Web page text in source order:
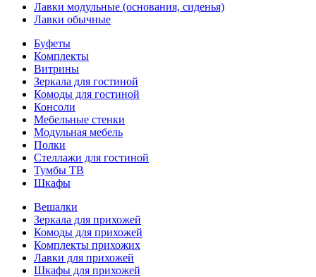
Лавки модульные (основания, сиденья)
Лавки обычные
Буфеты
Комплекты
Витрины
Зеркала для гостиной
Комоды для гостиной
Консоли
Мебельные стенки
Модульная мебель
Полки
Стеллажи для гостиной
Тумбы ТВ
Шкафы
Вешалки
Зеркала для прихожей
Комоды для прихожей
Комплекты прихожих
Лавки для прихожей
Шкафы для прихожей